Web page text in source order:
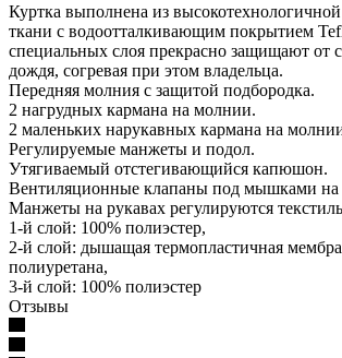
Куртка выполнена из
ткани с водоотталкивающим покрытием
специальных слоя прекрасно защищают от
дождя, согревая при этом владельца.
Передняя молния с защитой подбородка.
2 нагрудных кармана на молнии.
2 маленьких нарукавных кармана на
Регулируемые манжеты и подол.
Утягиваемый отстегивающийся капюшон.
Вентиляционные клапаны под мышками
Манжеты на рукавах регулируются
1-й слой: 100% полиэстер,
2-й слой: дышащая термопластичная
полиуретана,
3-й слой: 100% полиэстер
Отзывы